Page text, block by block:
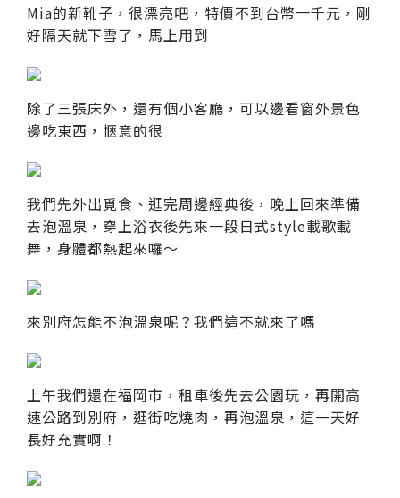
Mia的新靴子，很漂亮吧，特價不到台幣一千元，剛
好隔天就下雪了，馬上用到
除了三張床外，還有個小客廳，可以邊看窗外景色
邊吃東西，愜意的很
我們先外出覓食、逛完周邊經典後，晚上回來準備
去泡溫泉，穿上浴衣後先來一段日式style載歌載
舞，身體都熱起來囉～
來別府怎能不泡溫泉呢？我們這不就來了嗎
上午我們還在福岡市，租車後先去公園玩，再開高
速公路到別府，逛街吃燒肉，再泡溫泉，這一天好
長好充實啊！